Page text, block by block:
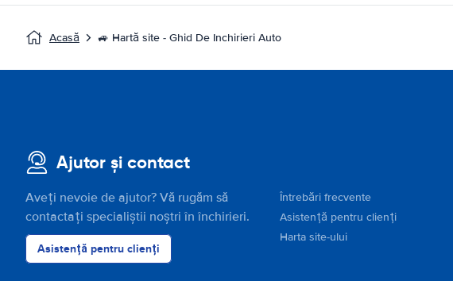
Acasă 🚙 Hartă site - Ghid De Inchirieri Auto
Ajutor și contact
Aveți nevoie de ajutor? Vă rugăm să
contactați specialiștii noștri în închirieri.
Asistență pentru clienți
Întrebări frecvente
Asistență pentru clienți
Harta site-ului